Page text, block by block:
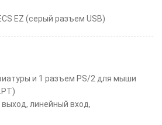
EZ (серый разъем USB)
и 1 разъем PS/2 для мыши
линейный вход,